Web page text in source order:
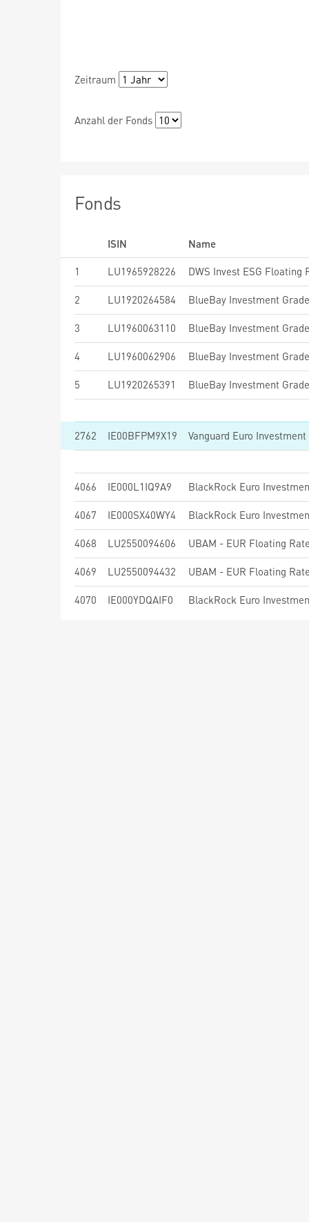
Zeitraum
Anzahl der Fonds
Fonds
ISIN
Name
1
LU1965928226 DWS Invest ESG Floating
2 LU1920264584
3 LU1960063110
4 LU1960062906
5 LU1920265391
2762 IE00BFPM9X19
4066 IE000L1IQ9A9
4067 IE000SX40WY4
4068 LU2550094606 UBAM - EUR Floating
4069 LU2550094432 UBAM - EUR Floating
4070 IE000YDQAIF0